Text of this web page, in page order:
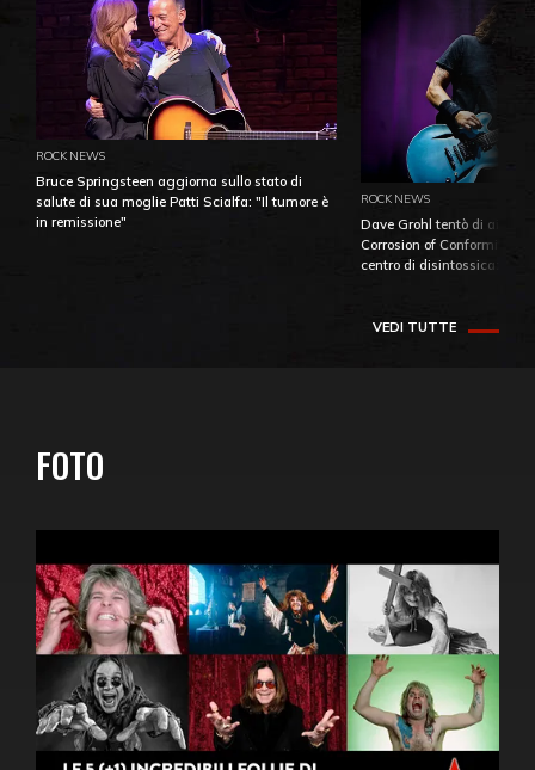
ROCK NEWS
Bruce Springsteen aggiorna sullo stato di
salute di sua moglie Patti Scialfa: "Il tumore è
in remissione"
ROCK NEWS
Dave Grohl tentò di
Corrosion of Conformity
centro di
VEDI TUTTE
FOTO